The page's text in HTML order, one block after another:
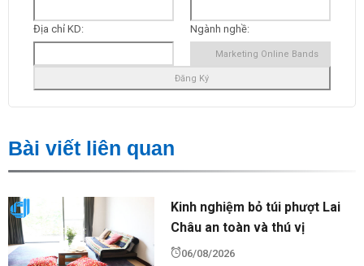
Địa chỉ KD: Ngành nghề:
Bài viết liên quan
Kinh nghiệm bỏ túi phượt Lai
Châu an toàn và thú vị
06/08/2026